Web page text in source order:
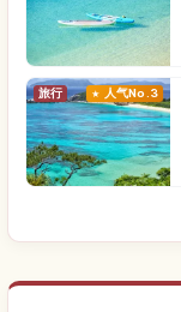
旅行 人气No.3